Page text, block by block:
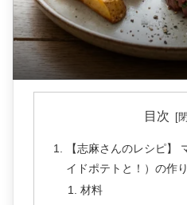
目次
【志麻さんのレシピ】
イドポテトと！）の作
材料